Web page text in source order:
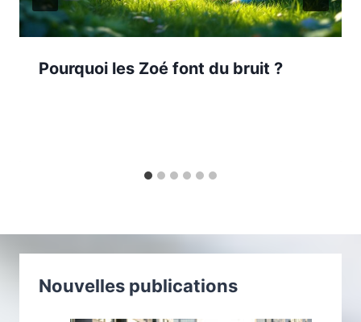
Pourquoi les Zoé font du bruit ?
Nouvelles publications